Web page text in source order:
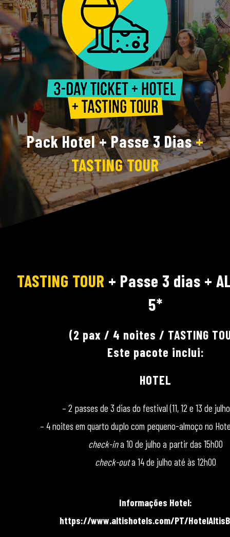
Pack Hotel + Passe 3 Dias+
TASTING TOUR
TASTING TOUR + Passe 3 dias +
5*
(2 pax / 4 noites / TASTING
Este pacote inclui:
HOTEL
– 2 passes de 3 dias do festival (11, 12 e 13 de
– 4 noites em quarto duplo com pequeno-almoço no
check-ina 10 de julho a partir das 15h00
check-outa 14 de julho até às 12h00
Informações Hotel:
https://www.altishotels.com/PT/